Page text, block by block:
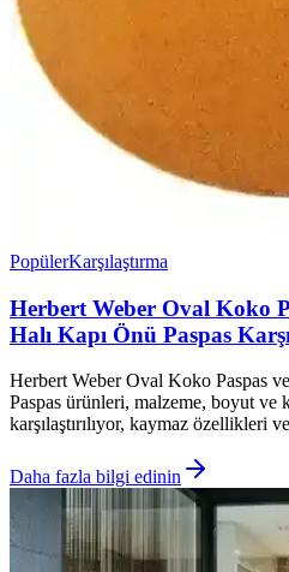
PopülerKarşılaştırma
Herbert Weber Oval Koko
Halı Kapı Önü Paspas
Herbert Weber Oval Koko Paspas
Paspas ürünleri, malzeme, boyut ve
karşılaştırılıyor, kaymaz özellikleri
Daha fazla bilgi edinin